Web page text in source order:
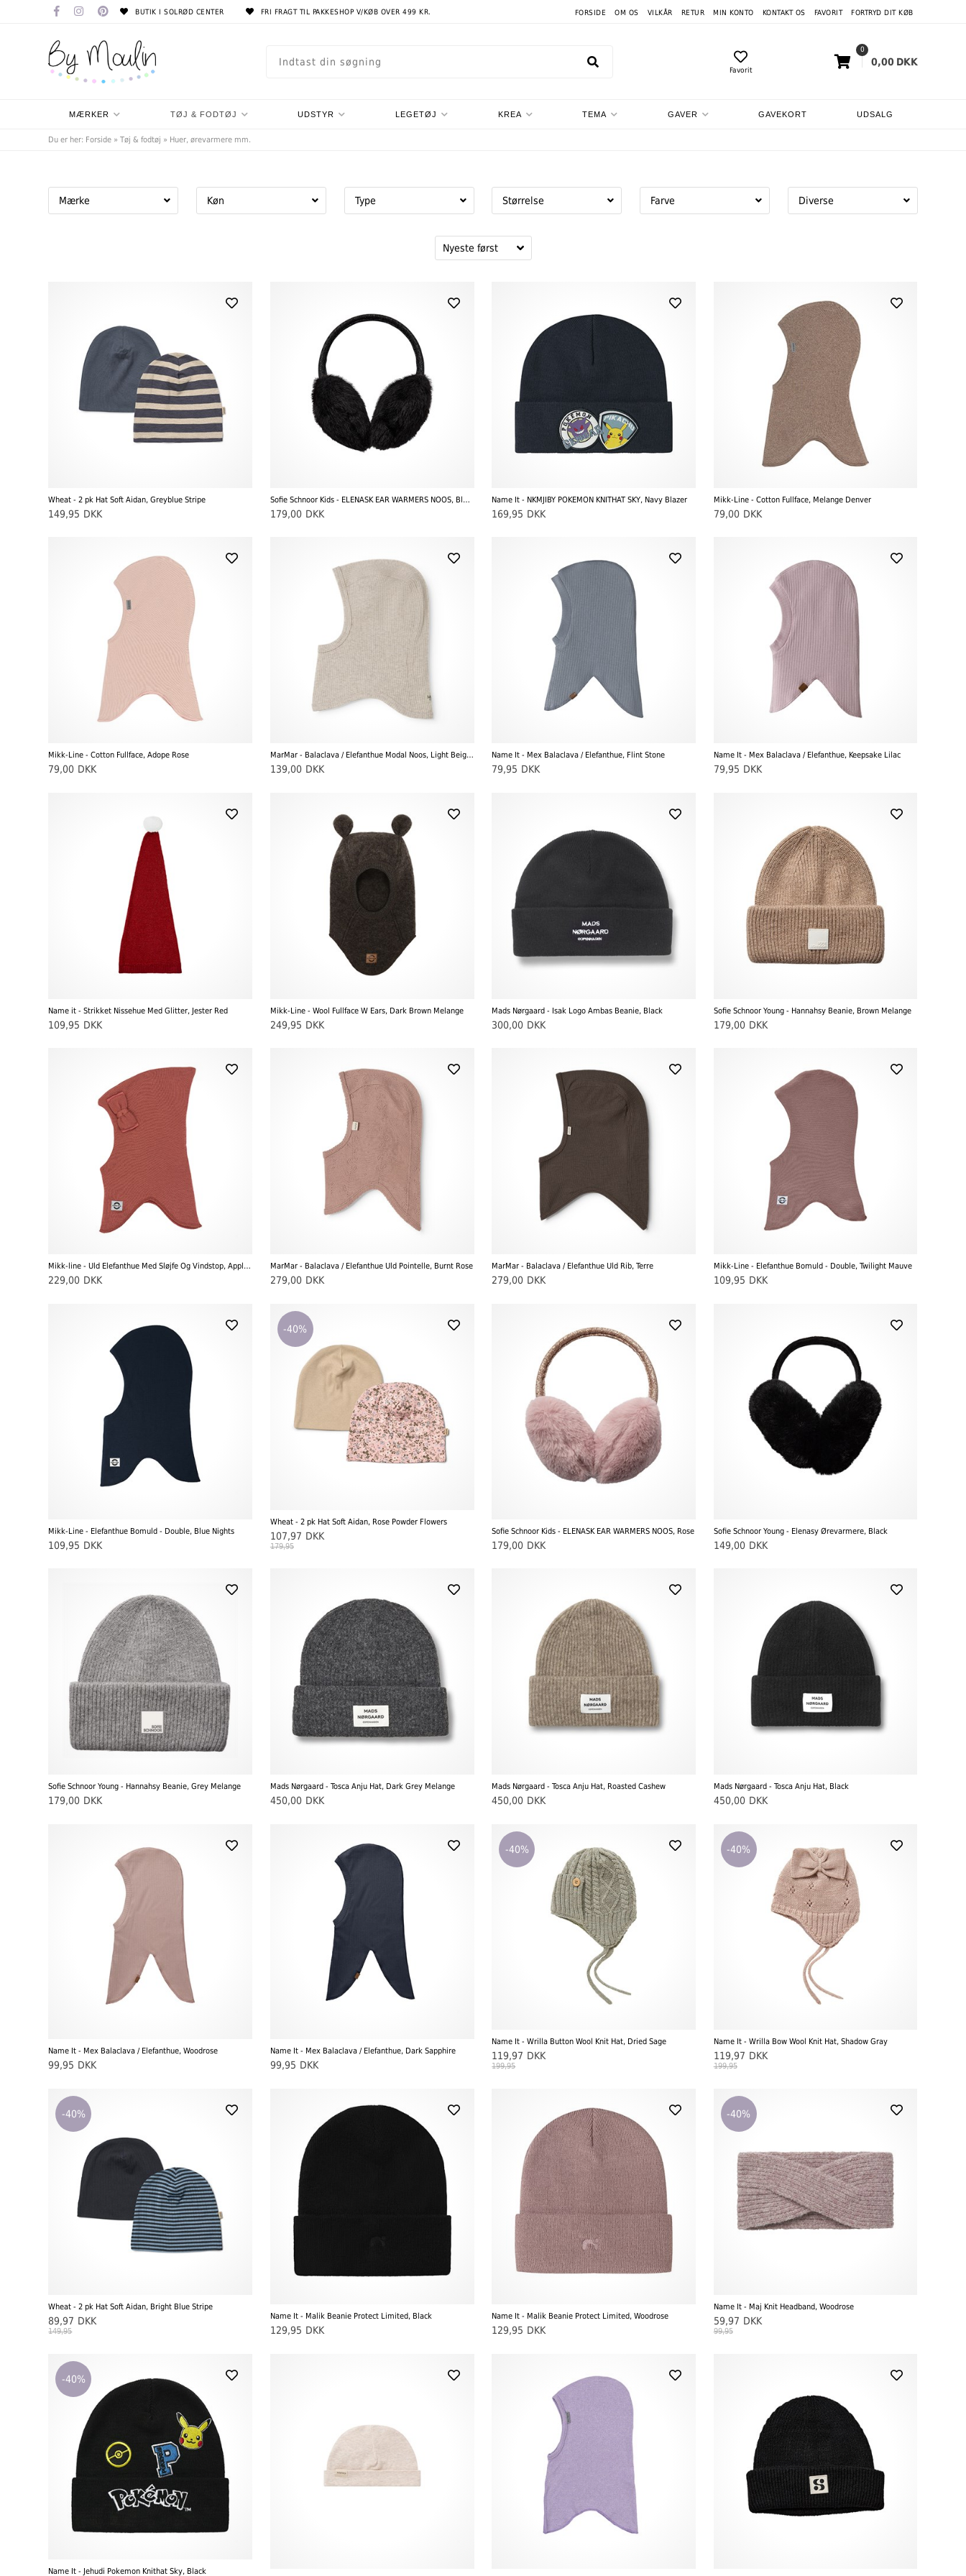
BUTIK I SOLRØD CENTER FRI FRAGT TIL PAKKESHOP V/KØB OVER 499 KR. FORSIDE OM OS VILKÅR RETUR MIN KONTO KONTAKT OS FAVORIT FORTRYD DIT KØB
Favorit
0
0,00 DKK
MÆRKER TØJ & FODTØJ UDSTYR LEGETØJ KREA TEMA GAVER GAVEKORT UDSALG
Du er her: Forside »Tøj & fodtøj » Huer, ørevarmere mm.
Mærke Køn Type Størrelse Farve Diverse
Wheat - 2 pk Hat Soft Aidan, Greyblue Stripe
149,95 DKK
Sofie Schnoor Kids - ELENASK EAR WARMERS NOOS, Black
179,00 DKK
Name It - NKMJIBY POKEMON KNITHAT SKY, Navy Blazer
169,95 DKK
Mikk-Line - Cotton Fullface, Melange Denver
79,00 DKK
Mikk-Line - Cotton Fullface, Adope Rose
79,00 DKK
MarMar - Balaclava / Elefanthue Modal Noos, Light Beige Melange
139,00 DKK
Name It - Mex Balaclava / Elefanthue, Flint Stone
79,95 DKK
Name It - Mex Balaclava / Elefanthue, Keepsake Lilac
79,95 DKK
Name it - Strikket Nissehue Med Glitter, Jester Red
109,95 DKK
Mikk-Line - Wool Fullface W Ears, Dark Brown Melange
249,95 DKK
Mads Nørgaard - Isak Logo Ambas Beanie, Black
300,00 DKK
Sofie Schnoor Young - Hannahsy Beanie, Brown Melange
179,00 DKK
Mikk-line - Uld Elefanthue Med Sløjfe Og Vindstop, Apple Butter
229,00 DKK
MarMar - Balaclava / Elefanthue Uld Pointelle, Burnt Rose
279,00 DKK
MarMar - Balaclava / Elefanthue Uld Rib, Terre
279,00 DKK
Mikk-Line - Elefanthue Bomuld - Double, Twilight Mauve
109,95 DKK
Mikk-Line - Elefanthue Bomuld - Double, Blue Nights
109,95 DKK
-40%
Wheat - 2 pk Hat Soft Aidan, Rose Powder Flowers
107,97 DKK
179,95
Sofie Schnoor Kids - ELENASK EAR WARMERS NOOS, Rose
179,00 DKK
Sofie Schnoor Young - Elenasy Ørevarmere, Black
149,00 DKK
Sofie Schnoor Young - Hannahsy Beanie, Grey Melange
179,00 DKK
Mads Nørgaard - Tosca Anju Hat, Dark Grey Melange
450,00 DKK
Mads Nørgaard - Tosca Anju Hat, Roasted Cashew
450,00 DKK
Mads Nørgaard - Tosca Anju Hat, Black
450,00 DKK
Name It - Mex Balaclava / Elefanthue, Woodrose
99,95 DKK
Name It - Mex Balaclava / Elefanthue, Dark Sapphire
99,95 DKK
-40%
Name It - Wrilla Button Wool Knit Hat, Dried Sage
119,97 DKK
199,95
-40%
Name It - Wrilla Bow Wool Knit Hat, Shadow Gray
119,97 DKK
199,95
-40%
Wheat - 2 pk Hat Soft Aidan, Bright Blue Stripe
89,97 DKK
149,95
Name It - Malik Beanie Protect Limited, Black
129,95 DKK
Name It - Malik Beanie Protect Limited, Woodrose
129,95 DKK
-40%
Name It - Maj Knit Headband, Woodrose
59,97 DKK
99,95
-40%
Name It - Jehudi Pokemon Knithat Sky, Black